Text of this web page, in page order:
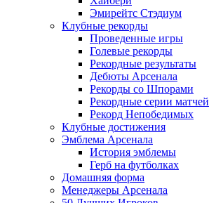
Эмирейтс Стэдиум
Клубные рекорды
Проведенные игры
Голевые рекорды
Рекордные результаты
Дебюты Арсенала
Рекорды со Шпорами
Рекордные серии матчей
Рекорд Непобедимых
Клубные достижения
Эмблема Арсенала
История эмблемы
Герб на футболках
Домашняя форма
Менеджеры Арсенала